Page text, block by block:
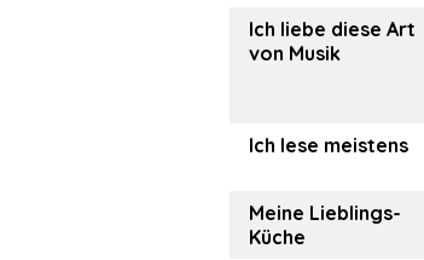
Ich liebe diese Art
von Musik
Ich lese meistens
Meine Lieblings-
Küche